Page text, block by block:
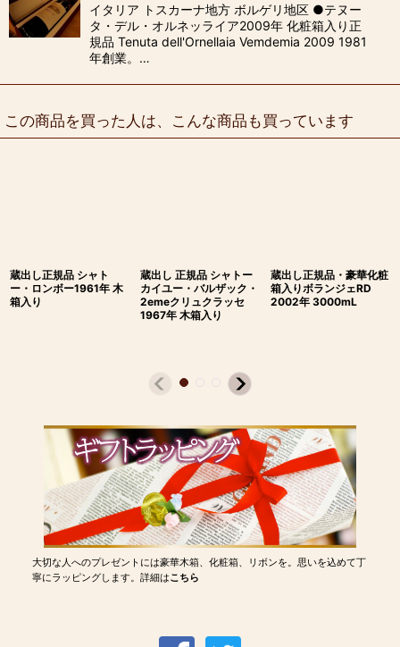
イタリア トスカーナ地方 ボルゲリ地区 ●テヌー
タ・デル・オルネッライア2009年 化粧箱入り正
規品 Tenuta dell'Ornellaia Vemdemia 2009 1981
年創業。…
この商品を買った人は、こんな商品も買っています
蔵出し正規品 シャト
ー・ロンボー1961年 木
箱入り
蔵出し 正規品 シャトー
カイユー・バルザック・
2emeクリュクラッセ
1967年 木箱入り
蔵出し正規品・豪華化粧
箱入りボランジェRD
2002年 3000mL
大切な人へのプレゼントには豪華木箱、化粧箱、リボンを。思いを込めて丁
寧にラッピングします。詳細はこちら